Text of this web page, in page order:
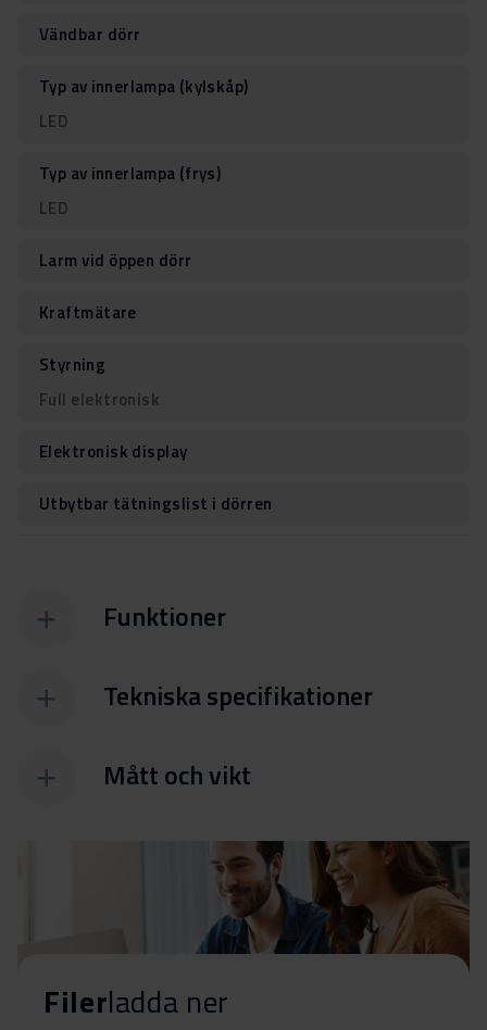
Vändbar dörr
Typ av innerlampa (kylskåp)
LED
Typ av innerlampa (frys)
LED
Larm vid öppen dörr
Kraftmätare
Styrning
Full elektronisk
Elektronisk display
Utbytbar tätningslist i dörren
Funktioner
Tekniska specifikationer
Mått och vikt
Filerladda ner